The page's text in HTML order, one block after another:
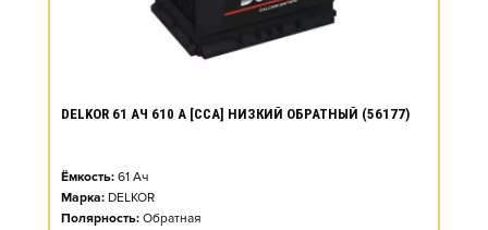
DELKOR 61 АЧ 610 А [CCA] НИЗКИЙ ОБРАТНЫЙ (56177)
Ёмкость: 61 Ач
Марка: DELKOR
Полярность: Обратная